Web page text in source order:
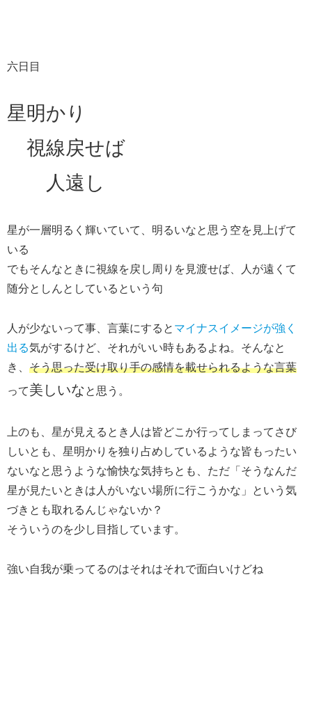
六日目
星明かり
視線戻せば
人遠し
星が一層明るく輝いていて、明るいなと思う空を見上げて
いる
でもそんなときに視線を戻し周りを見渡せば、人が遠くて
随分としんとしているという句
人が少ないって事、言葉にすると マイナスイメージが強く
出る気がするけど、それがいい時もあるよね。そんなと
き、 そう思った受け取り手の感情を載せられるような言葉
って美しいなと思う。
上のも、星が見えるとき人は皆どこか行ってしまってさび
しいとも、星明かりを独り占めしているような皆もったい
ないなと思うような愉快な気持ちとも、ただ「そうなんだ
星が見たいときは人がいない場所に行こうかな」という気
づきとも取れるんじゃないか？
そういうのを少し目指しています。
強い自我が乗ってるのはそれはそれで面白いけどね